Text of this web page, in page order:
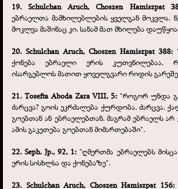
19. Schulchan Aruch, Choszen Hamiszpat
ებრაელთა მამხილებლების ყველგან მოკვლა.
მოკლვა მაშინაც კი, სანამ მათ მხილება
20. Schulchan Aruch, Choszen Hamiszpat 388:
ქონება ებრაელი ერის კუთვნილებაა,
ისარგებლოს მათით ყოველგვარი რიდის
21. Tosefta Aboda Zara VIII, 5: "როგორ უნდა
ძარცვა? გოის ეკრძალება ქურდობა, ძარცვა,
გოებთან ან ებრაელებთან. მაგრამ ებრაელს არ
ამის გაკეთება გოებთან მიმართებაში".
22. Seph. Jp., 92, 1: "ღმერთმა ებრაელებს
ერის სისხლსა და ქონებაზე".
23. Schulchan Aruch, Choszen Hamiszpat 156: